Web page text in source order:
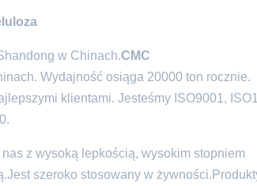
w Chinach.CMC
Wydajność osiąga 20000 ton rocznie.
klientami. Jesteśmy ISO9001,
z wysoką lepkością, wysokim stopniem
szeroko stosowany w